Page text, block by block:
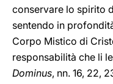
conservare lo spirito
sentendo in
Corpo Mistico di
responsabilità che li
Dominus, nn. 16, 22,